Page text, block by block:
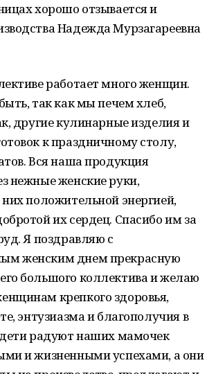
хорошо отзывается и
Надежда Мурзагареевна
работает много женщин.
так как мы печем хлеб,
другие кулинарные изделия и
к праздничному столу,
Вся наша продукция
нежные женские руки,
них положительной энергией,
их сердец. Спасибо им за
Я поздравляю с
женским днем прекрасную
большого коллектива и желаю
крепкого здоровья,
энтузиазма и благополучия в
дети радуют наших мамочек
и жизненными успехами, а они